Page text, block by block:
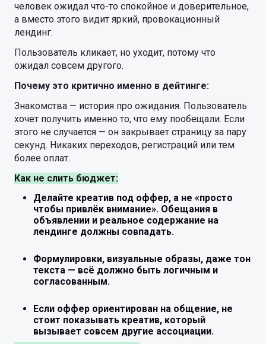
человек ожидал что-то спокойное и доверительное,
а вместо этого видит яркий, провокационный
лендинг.
Пользователь кликает, но уходит, потому что
ожидал совсем другого.
Почему это критично именно в дейтинге:
Знакомства — история про ожидания. Пользователь
хочет получить именно то, что ему пообещали. Если
этого не случается — он закрывает страницу за пару
секунд. Никаких переходов, регистраций или тем
более оплат.
Как не слить бюджет:
Делайте креатив под оффер, а не «просто
чтобы привлёк внимание». Обещания в
объявлении и реальное содержание на
лендинге должны совпадать.
Формулировки, визуальные образы, даже тон
текста — всё должно быть логичным и
согласованным.
Если оффер ориентирован на общение, не
стоит показывать креатив, который
вызывает совсем другие ассоциации.